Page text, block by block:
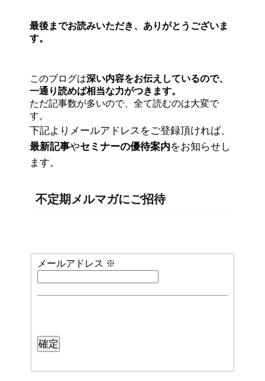
最後までお読みいただき、ありがとうございま
す。
このブログは深い内容をお伝えしているので、
一通り読めば相当な力がつきます。
ただ記事数が多いので、全て読むのは大変で
す。
下記よりメールアドレスをご登録頂ければ、
最新記事やセミナーの優待案内をお知らせし
ます。
不定期メルマガにご招待
メールアドレス ※